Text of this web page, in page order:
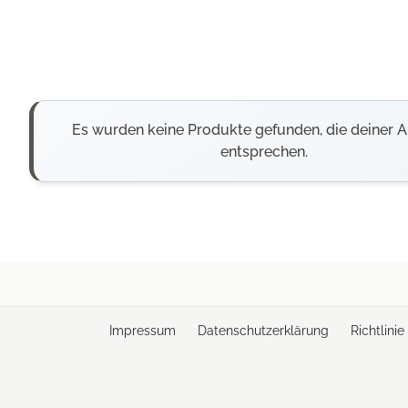
Es wurden keine Produkte gefunden, die deiner
entsprechen.
Impressum Datenschutzerklärung